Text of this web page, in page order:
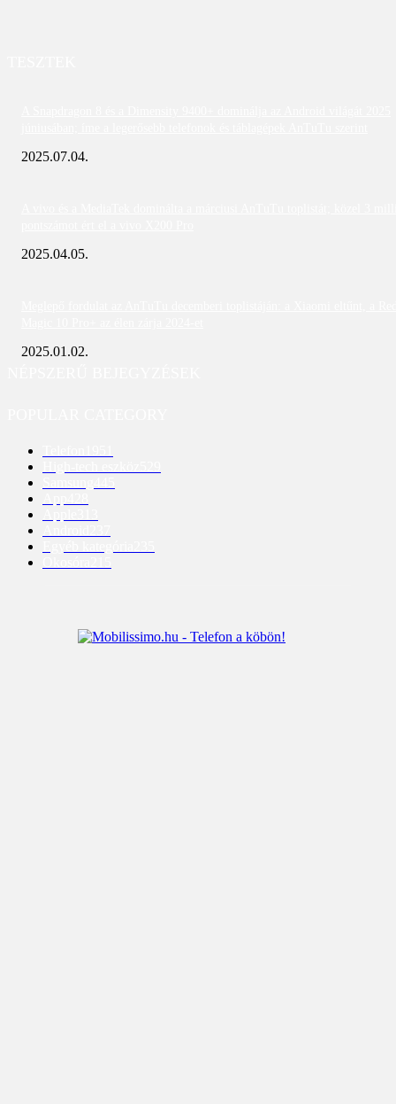
2025.07.04.
2025.04.05.
2025.01.02.